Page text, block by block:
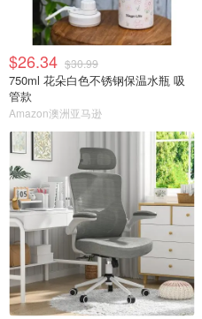
$26.34 $30.99
750ml 花朵白色不锈钢保温水瓶 吸
管款
Amazon澳洲亚马逊